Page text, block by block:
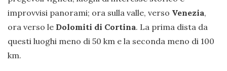
improvvisi panorami; ora sulla valle, verso Venezia,
ora verso le Dolomiti di Cortina. La prima dista da
questi luoghi meno di 50 km e la seconda meno di 100
km.